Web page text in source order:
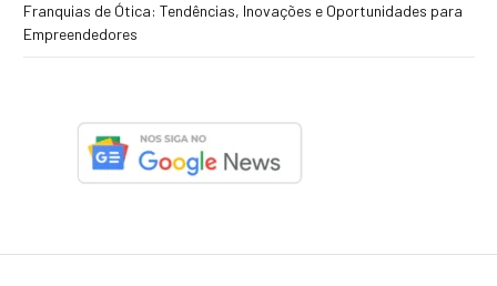
Franquias de Ótica: Tendências, Inovações e Oportunidades para
Empreendedores